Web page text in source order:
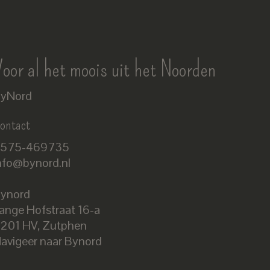
al het moois uit het Noorden
469735
Hofstraat 16-a
HV, Zutphen
naar Bynord